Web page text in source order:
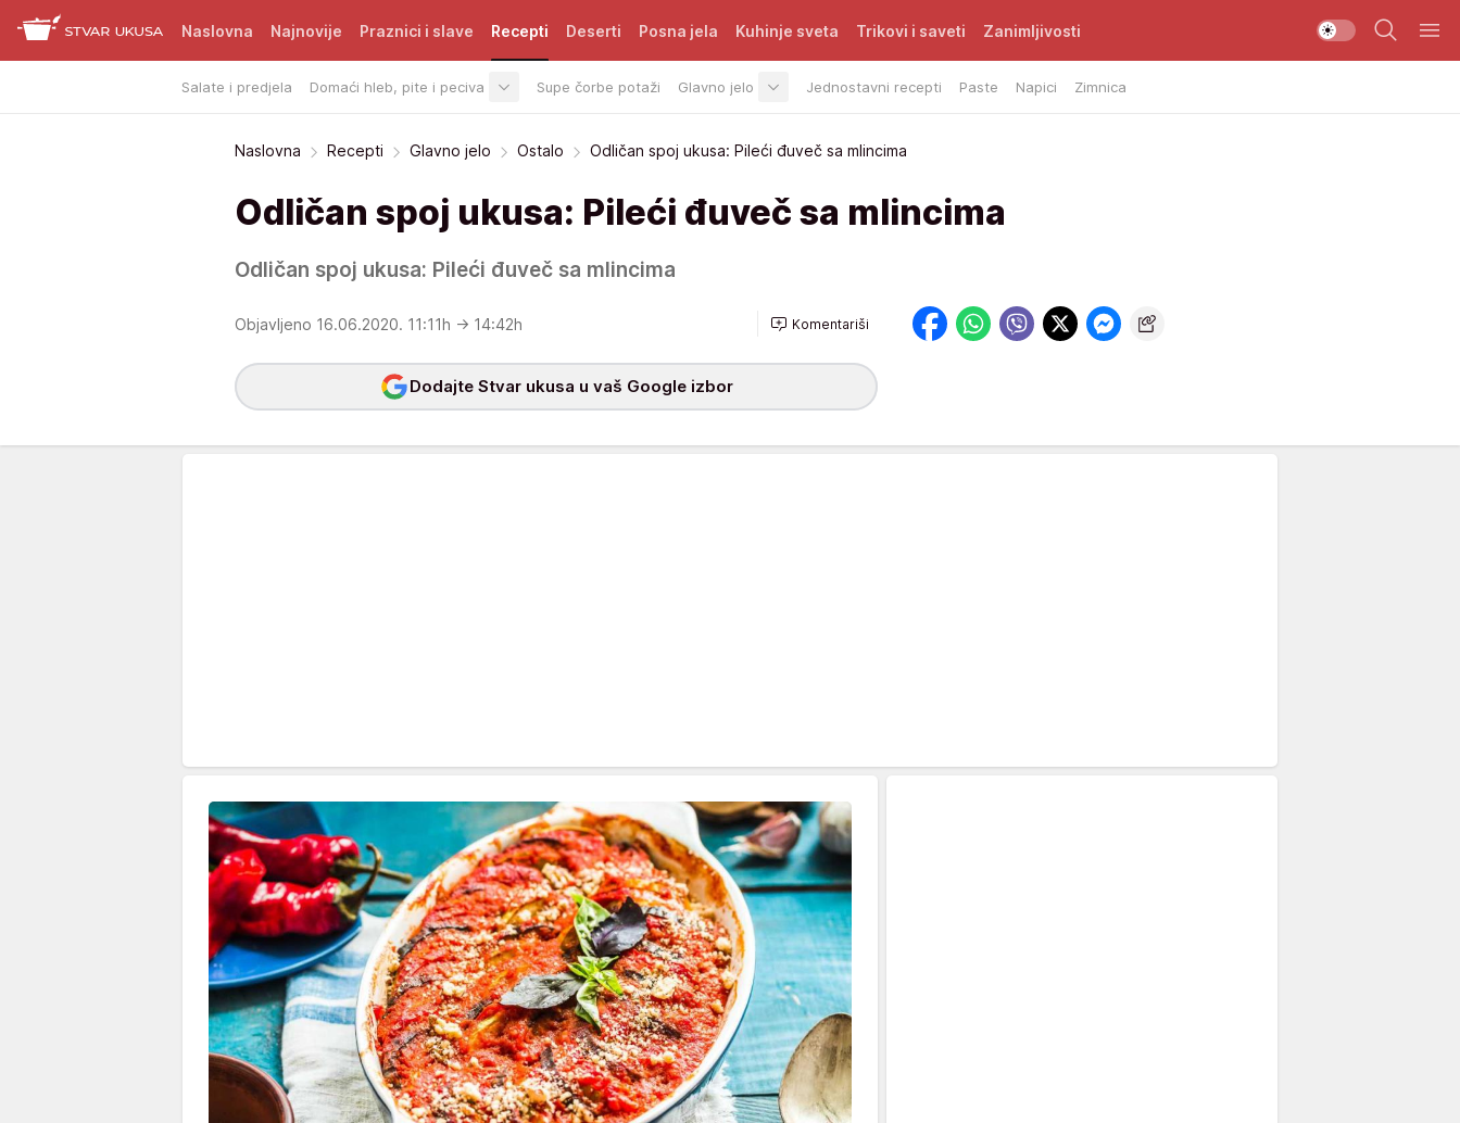
Naslovna Najnovije Praznici i slave Recepti
Salate i predjela Domaći hleb, pite i peciva Supe čorbe potaži Glavno jelo Jednostavni recepti Paste Napici Zimnica
Deserti Posna jela Kuhinje sveta Trikovi i saveti Zanimljivosti
Naslovna Recepti Glavno jelo Ostalo Odličan spoj ukusa: Pileći đuveč sa mlincima
Odličan spoj ukusa: Pileći đuveč sa mlincima
Odličan spoj ukusa: Pileći đuveč sa mlincima
Objavljeno 16.06.2020. 11:11h → 14:42h Komentariši
Dodajte Stvar ukusa u vaš Google izbor